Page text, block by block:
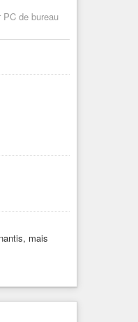
de bureau
mais